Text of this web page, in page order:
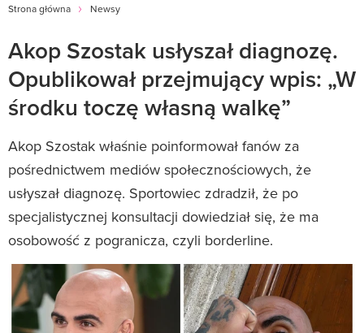
Strona główna Newsy
Akop Szostak usłyszał diagnozę.
Opublikował przejmujący wpis: „W
środku toczę własną walkę”
Akop Szostak właśnie poinformował fanów za
pośrednictwem mediów społecznościowych, że
usłyszał diagnozę. Sportowiec zdradził, że po
specjalistycznej konsultacji dowiedział się, że ma
osobowość z pogranicza, czyli borderline.